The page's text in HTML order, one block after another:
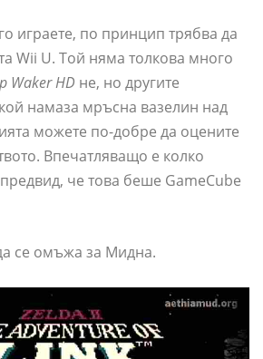
играете, по принцип трябва да
Wii U. Той няма толкова много
Waker HD не, но другите
намаза мръсна вазелин над
можете по-добре да оцените
Впечатляващо е колко
че това беше GameCube
се омъжа за Мидна.